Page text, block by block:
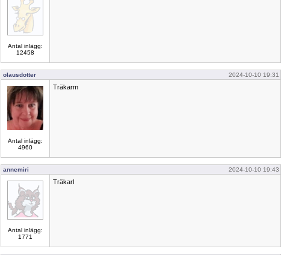
Antal inlägg:
12458
olausdotter 2024-10-10 19:31
Antal inlägg:
4960
Träkarm
annemiri 2024-10-10 19:43
Antal inlägg:
1771
Träkarl